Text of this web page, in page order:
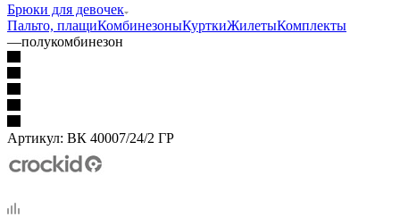
Брюки для девочек
Пальто, плащиКомбинезоныКурткиЖилетыКомплекты
—полукомбинезон
Артикул: ВК 40007/24/2 ГР